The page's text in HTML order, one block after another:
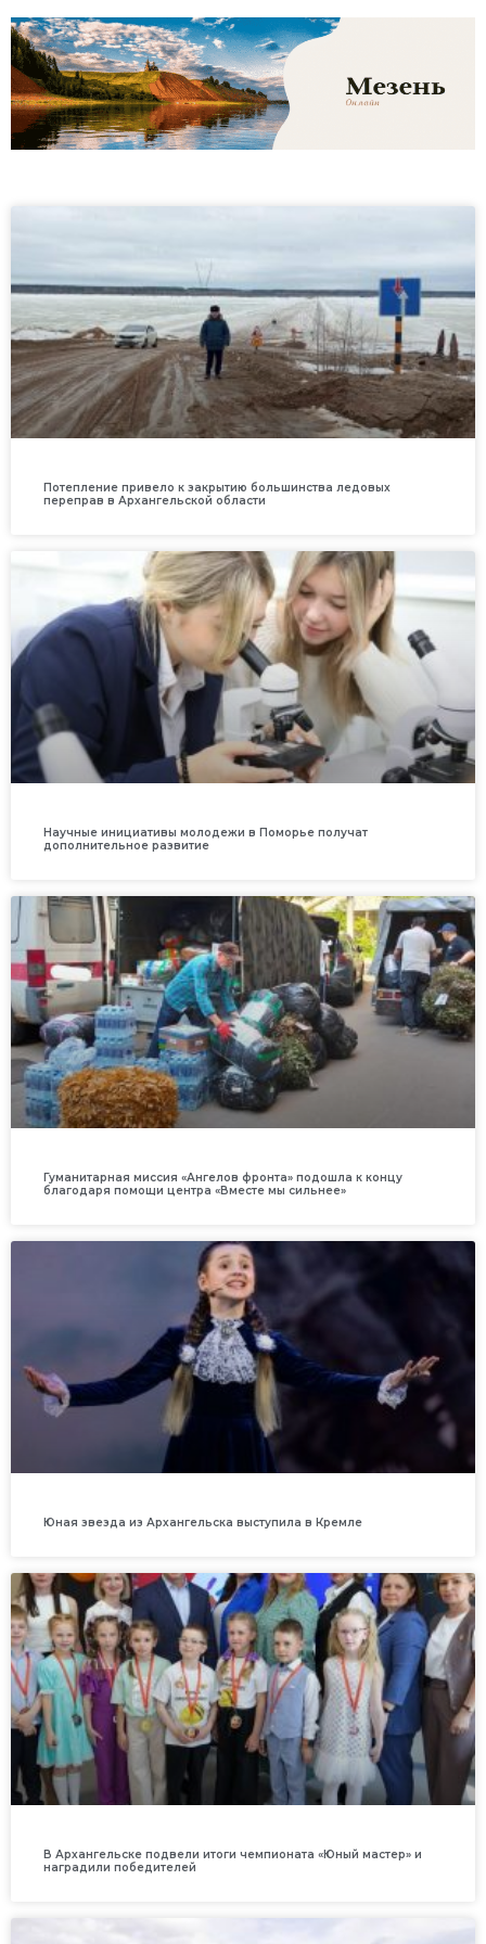
Потепление привело к закрытию большинства ледовых
переправ в Архангельской области
Научные инициативы молодежи в Поморье получат
дополнительное развитие
Гуманитарная миссия «Ангелов фронта» подошла к концу
благодаря помощи центра «Вместе мы сильнее»
Юная звезда из Архангельска выступила в Кремле
В Архангельске подвели итоги чемпионата «Юный мастер» и
наградили победителей